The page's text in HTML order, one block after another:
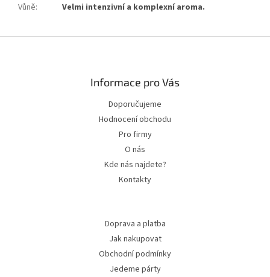
Vůně: Velmi intenzivní a komplexní aroma.
Informace pro Vás
Doporučujeme
Hodnocení obchodu
Pro firmy
O nás
Kde nás najdete?
Kontakty
Doprava a platba
Jak nakupovat
Obchodní podmínky
Jedeme párty